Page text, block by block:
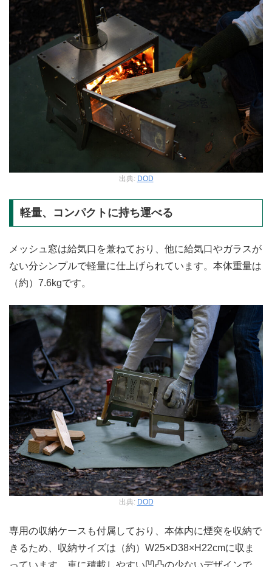
出典: DOD
軽量、コンパクトに持ち運べる
メッシュ窓は給気口を兼ねており、他に給気口やガラスが
ない分シンプルで軽量に仕上げられています。本体重量は
（約）7.6kgです。
出典: DOD
専用の収納ケースも付属しており、本体内に煙突を収納で
きるため、収納サイズは（約）W25×D38×H22cmに収ま
っています。車に積載しやすい凹凸の少ないデザインで